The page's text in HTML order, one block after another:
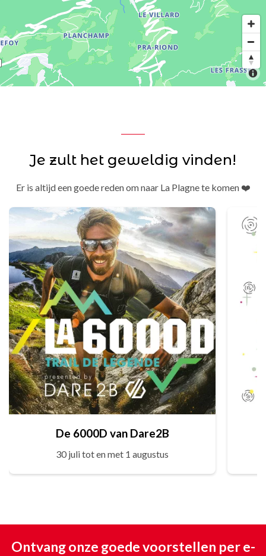
Je zult het geweldig vinden!
Er is altijd een goede reden om naar La Plagne te komen ❤️
De 6000D van Dare2B
30 juli tot en met 1 augustus
Ontvang onze goede voorstellen per e-